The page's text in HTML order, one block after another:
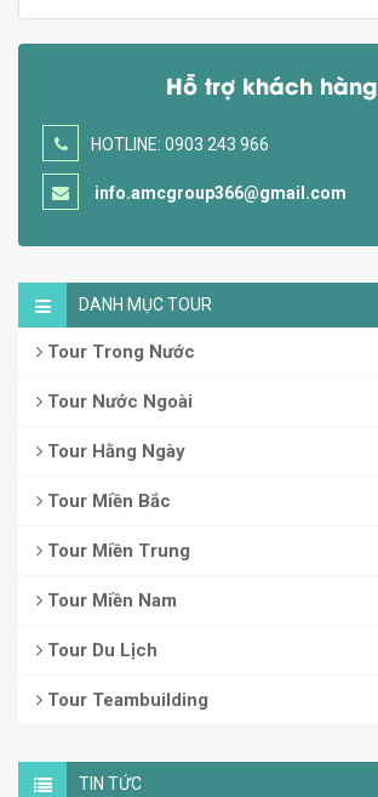
Hỗ trợ khách hàng
HOTLINE: 0903 243 966
info.amcgroup366@gmail.com
DANH MỤC TOUR
Tour Trong Nước
Tour Nước Ngoài
Tour Hằng Ngày
Tour Miền Bắc
Tour Miền Trung
Tour Miền Nam
Tour Du Lịch
Tour Teambuilding
TIN TỨC